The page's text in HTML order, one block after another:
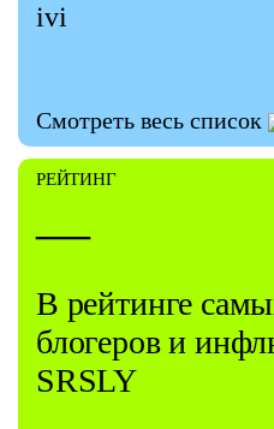
ivi
Смотреть весь список
РЕЙТИНГ
—
В рейтинге
блогеров и
SRSLY